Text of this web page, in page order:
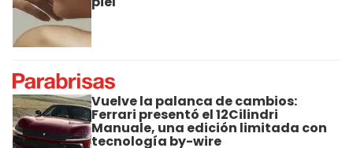
Vuelve la palanca de cambios:
Ferrari presentó el 12Cilindri
Manuale, una edición limitada con
tecnología by-wire